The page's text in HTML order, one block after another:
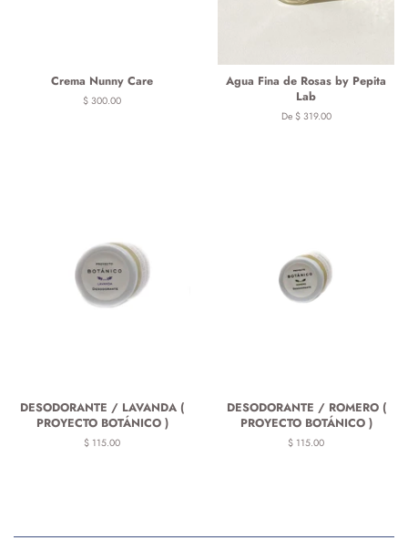
Crema Nunny Care
Precio
$ 300.00
Agua Fina de Rosas by Pepita
Lab
De $ 319.00
DESODORANTE / LAVANDA (
PROYECTO BOTÁNICO )
Precio
$ 115.00
DESODORANTE / ROMERO (
PROYECTO BOTÁNICO )
Precio
$ 115.00